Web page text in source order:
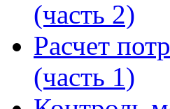
(часть 2)
Расчет
(часть 1)